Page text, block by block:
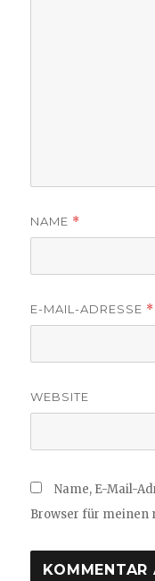
NAME *
E-MAIL-ADRESSE *
WEBSITE
Name, E-Mail-
Browser für meinen